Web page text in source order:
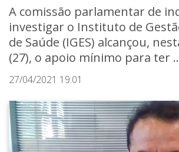
A comissão parlamentar de
investigar o Instituto de
de Saúde (IGES) alcançou,
(27), o apoio mínimo para ter
27/04/2021 19:01